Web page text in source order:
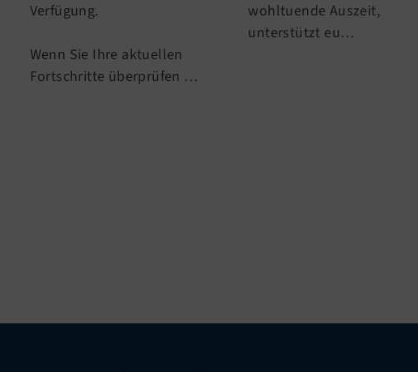
Verfügung.
Wenn Sie Ihre aktuellen
Fortschritte überprüfen …
wohltuende Auszeit,
unterstützt eu…